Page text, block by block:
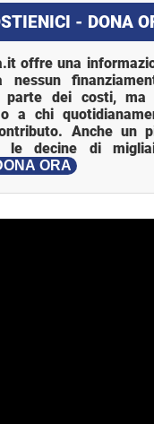
- DONA
offre una
parte dei costi, ma
a chi
Anche un
le decine di
ORA